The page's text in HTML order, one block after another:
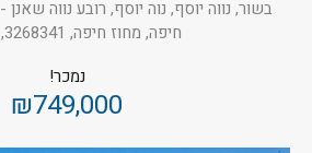
בשור, נווה יוסף, נוה יוסף, רובע נווה
חיפה, מחוז חיפה, 3268341, ישראל
נמכר!
₪749,000